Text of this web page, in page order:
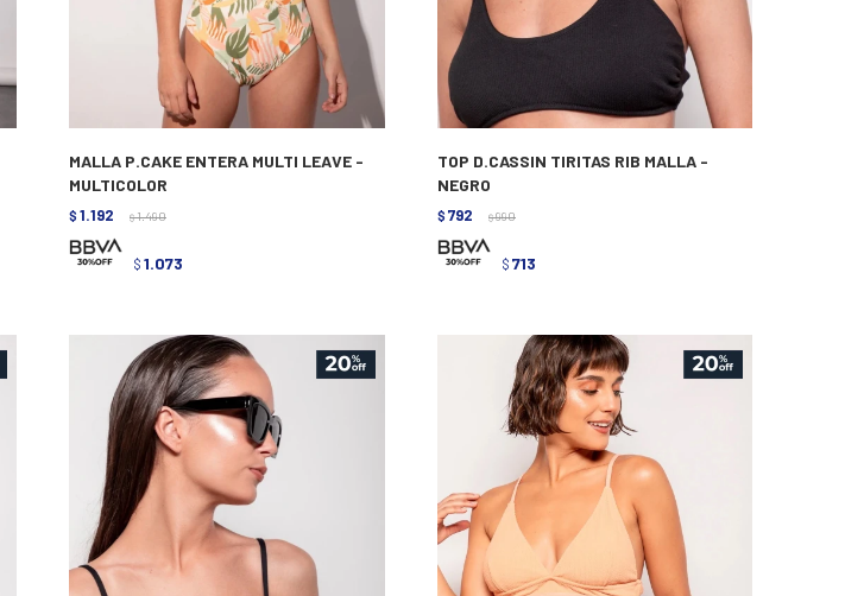
MALLA P.CAKE ENTERA MULTI LEAVE -
MULTICOLOR
$ 1.192 $ 1.490
$ 1.073
TOP D.CASSIN TIRITAS RIB MALLA -
NEGRO
$ 792 $ 990
$ 713